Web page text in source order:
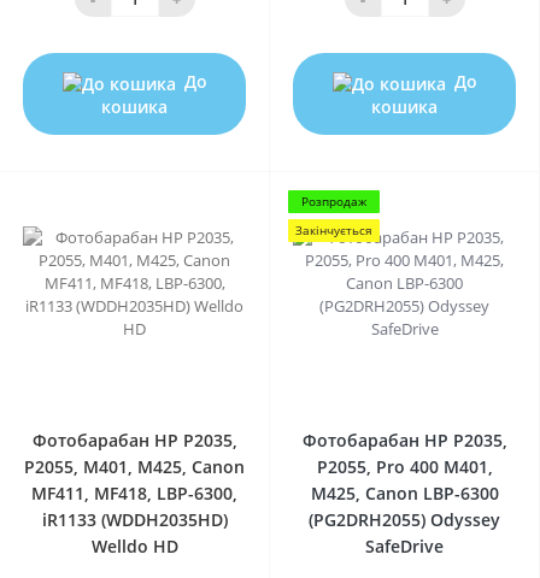
До
кошика
До
кошика
Фотобарабан HP P2035,
P2055, M401, M425, Canon
MF411, MF418, LBP-6300,
iR1133 (WDDH2035HD)
Welldo HD
Розпродаж
Закінчується
Фотобарабан HP P2035,
P2055, Pro 400 M401,
M425, Canon LBP-6300
(PG2DRH2055) Odyssey
SafeDrive